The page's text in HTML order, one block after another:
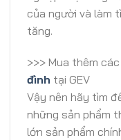
của người và làm
tăng.
>>> Mua thêm
đình tại GEV
Vậy nên hãy tìm
những sản phẩm
lớn sản phẩm